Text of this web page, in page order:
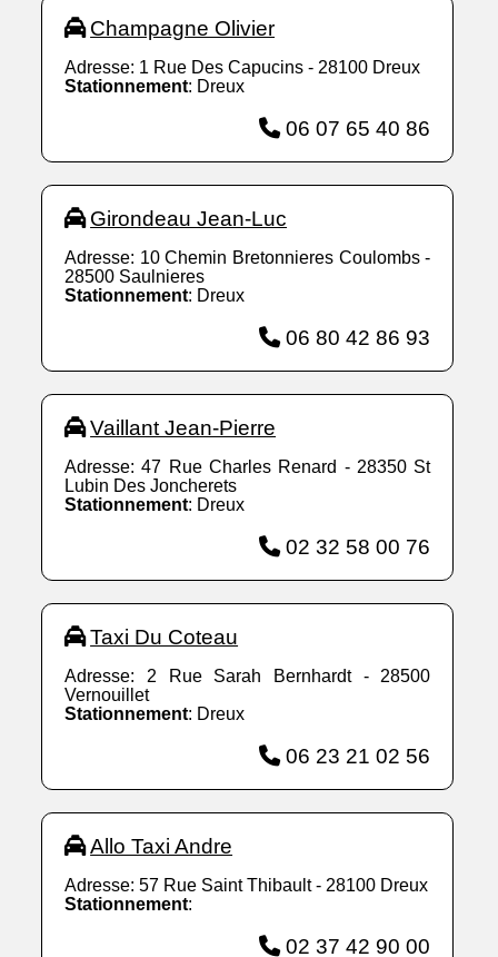
Champagne Olivier
Adresse: 1 Rue Des Capucins - 28100 Dreux
Stationnement: Dreux
06 07 65 40 86
Girondeau Jean-Luc
Adresse: 10 Chemin Bretonnieres Coulombs -
28500 Saulnieres
Stationnement: Dreux
06 80 42 86 93
Vaillant Jean-Pierre
Adresse: 47 Rue Charles Renard - 28350 St
Lubin Des Joncherets
Stationnement: Dreux
02 32 58 00 76
Taxi Du Coteau
Adresse: 2 Rue Sarah Bernhardt - 28500
Vernouillet
Stationnement: Dreux
06 23 21 02 56
Allo Taxi Andre
Adresse: 57 Rue Saint Thibault - 28100 Dreux
Stationnement:
02 37 42 90 00